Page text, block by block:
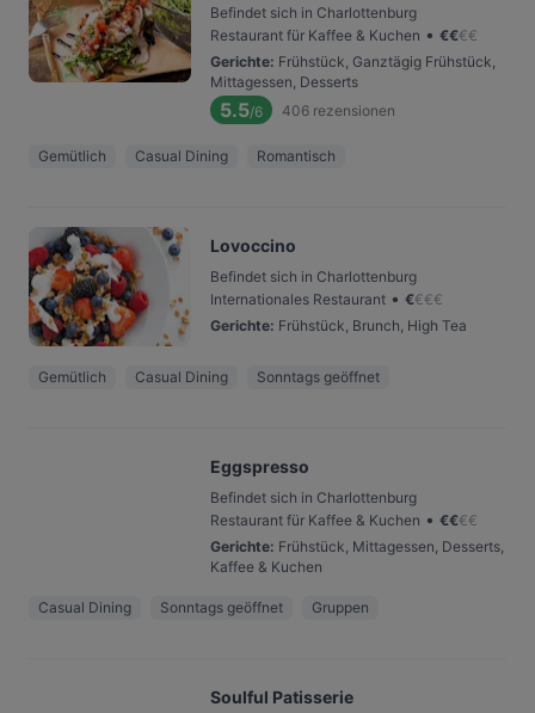
Befindet sich in Charlottenburg
Restaurant für Kaffee & Kuchen • €€€€
Gerichte: Frühstück, Ganztägig Frühstück,
Mittagessen, Desserts
5.5/6 406 rezensionen
Gemütlich Casual Dining Romantisch
Lovoccino
Befindet sich in Charlottenburg
Internationales Restaurant • €€€€
Gerichte: Frühstück, Brunch, High Tea
Gemütlich Casual Dining Sonntags geöffnet
Eggspresso
Befindet sich in Charlottenburg
Restaurant für Kaffee & Kuchen • €€€€
Gerichte: Frühstück, Mittagessen, Desserts,
Kaffee & Kuchen
Casual Dining Sonntags geöffnet Gruppen
Soulful Patisserie